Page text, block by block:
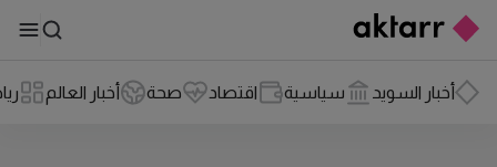
أخبار السويد سياسية اقتصاد صحة أخبار العالم